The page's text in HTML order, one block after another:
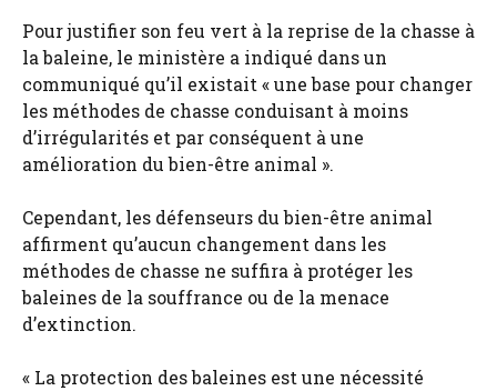
Pour justifier son feu vert à la reprise de la chasse à
la baleine, le ministère a indiqué dans un
communiqué qu’il existait « une base pour changer
les méthodes de chasse conduisant à moins
d’irrégularités et par conséquent à une
amélioration du bien-être animal ».
Cependant, les défenseurs du bien-être animal
affirment qu’aucun changement dans les
méthodes de chasse ne suffira à protéger les
baleines de la souffrance ou de la menace
d’extinction.
« La protection des baleines est une nécessité